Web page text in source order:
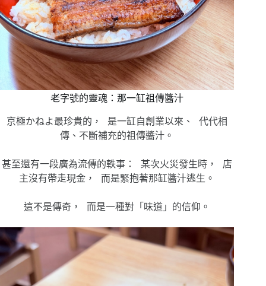
老字號的靈魂：那一缸祖傳醬汁
京極かねよ最珍貴的， 是一缸自創業以來、 代代相
傳、不斷補充的祖傳醬汁。
甚至還有一段廣為流傳的軼事： 某次火災發生時， 店
主沒有帶走現金， 而是緊抱著那缸醬汁逃生。
這不是傳奇， 而是一種對「味道」的信仰。